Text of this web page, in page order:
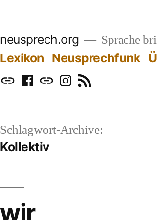
neusprech.org Sprache
Lexikon Neusprechfunk
MastodonFacebook
BlueskyInstagram
RSS
Schlagwort-Archive:
Kollektiv
wir